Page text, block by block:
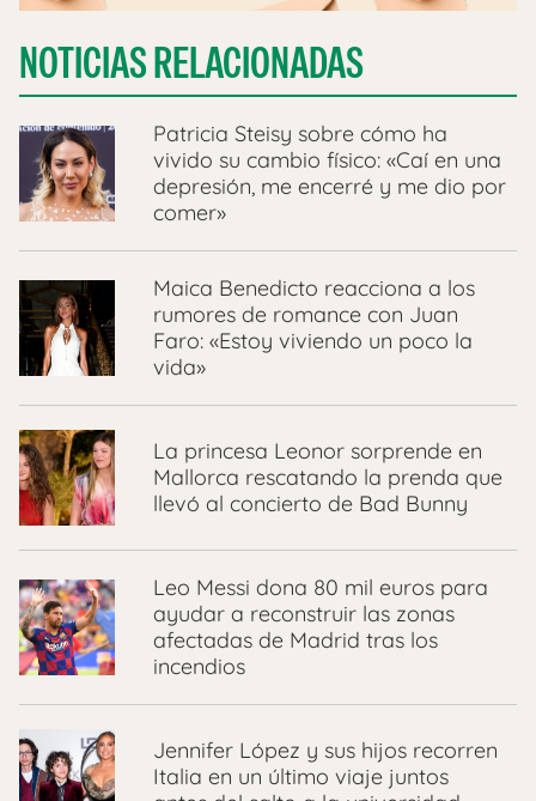
NOTICIAS RELACIONADAS
Patricia Steisy sobre cómo ha
vivido su cambio físico: «Caí en una
depresión, me encerré y me dio por
comer»
Maica Benedicto reacciona a los
rumores de romance con Juan
Faro: «Estoy viviendo un poco la
vida»
La princesa Leonor sorprende en
Mallorca rescatando la prenda que
llevó al concierto de Bad Bunny
Leo Messi dona 80 mil euros para
ayudar a reconstruir las zonas
afectadas de Madrid tras los
incendios
Jennifer López y sus hijos recorren
Italia en un último viaje juntos